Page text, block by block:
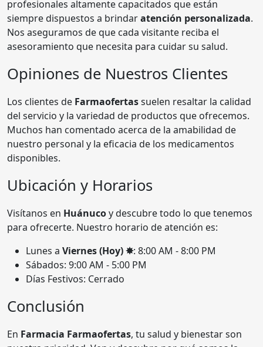
profesionales altamente capacitados que están
siempre dispuestos a brindaratención personalizada.
Nos aseguramos de que cada visitante reciba el
asesoramiento que necesita para cuidar su salud.
Opiniones de Nuestros Clientes
Los clientes de Farmaofertassuelen resaltar la calidad
del servicio y la variedad de productos que ofrecemos.
Muchos han comentado acerca de la amabilidad de
nuestro personal y la eficacia de los medicamentos
disponibles.
Ubicación y Horarios
Visítanos en Huánucoy descubre todo lo que tenemos
para ofrecerte. Nuestro horario de atención es:
Lunes a Viernes (Hoy) ✸: 8:00 AM - 8:00 PM
Sábados: 9:00 AM - 5:00 PM
Días Festivos: Cerrado
Conclusión
En Farmacia Farmaofertas, tu salud y bienestar son